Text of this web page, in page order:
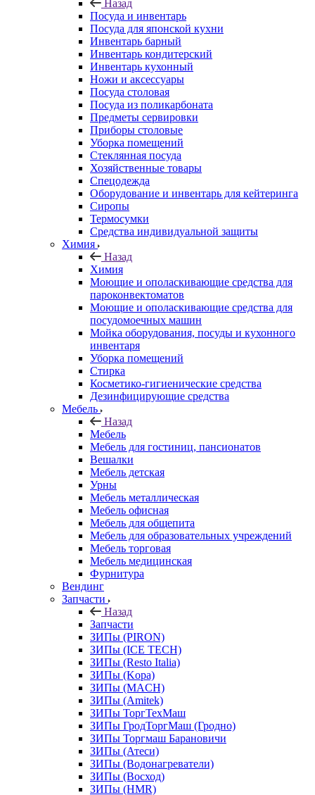
Назад
Посуда и инвентарь
Посуда для японской кухни
Инвентарь барный
Инвентарь кондитерский
Инвентарь кухонный
Ножи и аксессуары
Посуда столовая
Посуда из поликарбоната
Предметы сервировки
Приборы столовые
Уборка помещений
Стеклянная посуда
Хозяйственные товары
Спецодежда
Оборудование и инвентарь для кейтеринга
Сиропы
Термосумки
Средства индивидуальной защиты
Химия
Назад
Химия
Моющие и ополаскивающие средства для
пароконвектоматов
Моющие и ополаскивающие средства для
посудомоечных машин
Мойка оборудования, посуды и кухонного
инвентаря
Уборка помещений
Стирка
Косметико-гигиенические средства
Дезинфицирующие средства
Мебель
Назад
Мебель
Мебель для гостиниц, пансионатов
Вешалки
Мебель детская
Урны
Мебель металлическая
Мебель офисная
Мебель для общепита
Мебель для образовательных учреждений
Мебель торговая
Мебель медицинская
Фурнитура
Вендинг
Запчасти
Назад
Запчасти
ЗИПы (PIRON)
ЗИПы (ICE TECH)
ЗИПы (Resto Italia)
ЗИПы (Kopa)
ЗИПы (MACH)
ЗИПы (Amitek)
ЗИПы ТоргТехМаш
ЗИПы ГродТоргМаш (Гродно)
ЗИПы Торгмаш Барановичи
ЗИПы (Атеси)
ЗИПы (Водонагреватели)
ЗИПы (Восход)
ЗИПы (HMR)